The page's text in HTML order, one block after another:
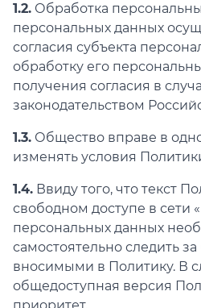
1.2. Обработка
персональных данных
согласия субъекта
обработку его
получения согласия в
законодательством
1.3. Общество вправе в
изменять условия
1.4. Ввиду того, что текст
свободном доступе в сети
персональных данных
самостоятельно следить
вносимыми в Политику. В
общедоступная версия